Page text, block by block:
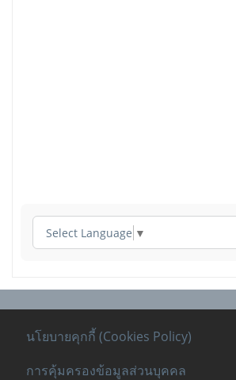
Select Language ▼
นโยบายคุกกี้ (Cookies Policy)
การคุ้มครองข้อมูลส่วนบุคคล